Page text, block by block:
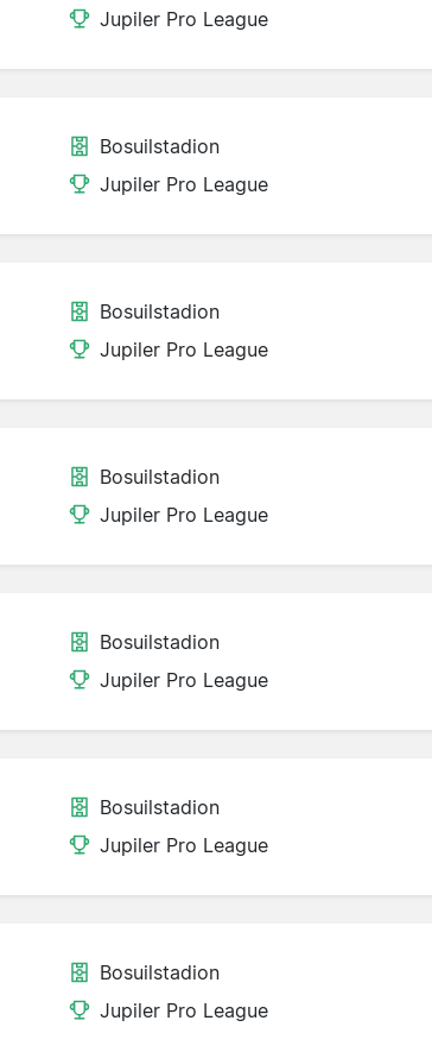
Jupiler Pro League
Bosuilstadion
Jupiler Pro League
Bosuilstadion
Jupiler Pro League
Bosuilstadion
Jupiler Pro League
Bosuilstadion
Jupiler Pro League
Bosuilstadion
Jupiler Pro League
Bosuilstadion
Jupiler Pro League